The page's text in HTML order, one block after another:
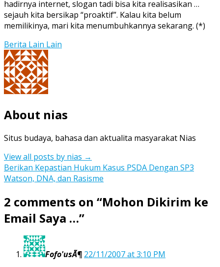
hadirnya internet, slogan tadi bisa kita realisasikan …
sejauh kita bersikap “proaktif”. Kalau kita belum
memilikinya, mari kita menumbuhkannya sekarang. (*)
Berita Lain Lain
About nias
Situs budaya, bahasa dan aktualita masyarakat Nias
View all posts by nias →
Post
navigation
Berikan Kepastian Hukum Kasus PSDA Dengan SP3
Watson, DNA, dan Rasisme
2 comments on “Mohon Dikirim ke
Email Saya …”
Fofo'usÃ¶ 22/11/2007 at 3:10 PM